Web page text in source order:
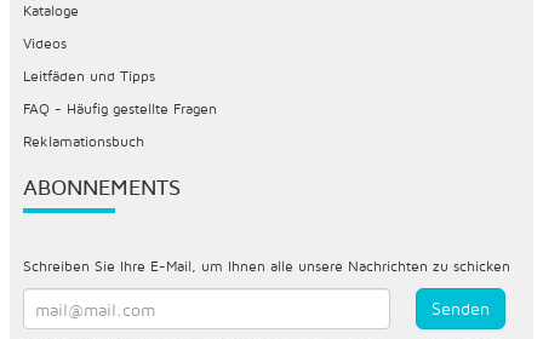
Kataloge
Videos
Leitfäden und Tipps
FAQ - Häufig gestellte Fragen
Reklamationsbuch
ABONNEMENTS
Schreiben Sie Ihre E-Mail, um Ihnen alle unsere Nachrichten zu schicken